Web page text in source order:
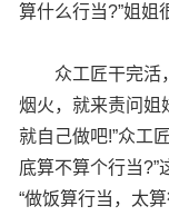
算什么行当?”姐姐
众工匠干完活，
烟火，就来责问姐
就自己做吧!”众工
底算不算个行当?”
“做饭算行当，太